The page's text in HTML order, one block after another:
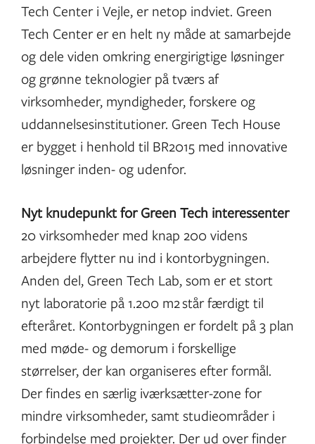
Tech Center i Vejle, er netop indviet. Green
Tech Center er en helt ny måde at samarbejde
og dele viden omkring energirigtige løsninger
og grønne teknologier på tværs af
virksomheder, myndigheder, forskere og
uddannelsesinstitutioner. Green Tech House
er bygget i henhold til BR2015 med innovative
løsninger inden- og udenfor.
Nyt knudepunkt for Green Tech interessenter
20 virksomheder med knap 200 videns
arbejdere flytter nu ind i kontorbygningen.
Anden del, Green Tech Lab, som er et stort
nyt laboratorie på 1.200 m2 står færdigt til
efteråret. Kontorbygningen er fordelt på 3 plan
med møde- og demorum i forskellige
størrelser, der kan organiseres efter formål.
Der findes en særlig iværksætter-zone for
mindre virksomheder, samt studieområder i
forbindelse med projekter. Der ud over finder